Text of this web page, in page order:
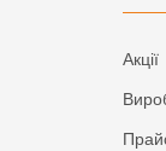
Акції